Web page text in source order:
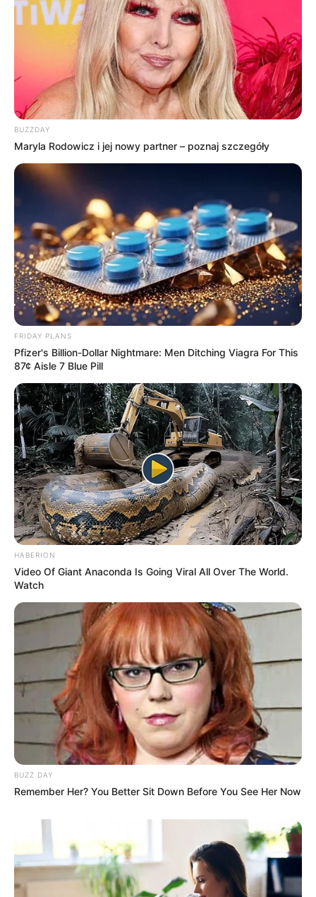
BUZZDAY
Maryla Rodowicz i jej nowy partner – poznaj szczegóły
FRIDAY PLANS
Pfizer's Billion-Dollar Nightmare: Men Ditching Viagra For This
87¢ Aisle 7 Blue Pill
HABERION
Video Of Giant Anaconda Is Going Viral All Over The World.
Watch
BUZZ DAY
Remember Her? You Better Sit Down Before You See Her Now